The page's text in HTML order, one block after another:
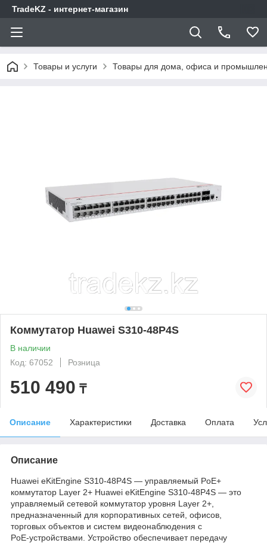
TradeKZ - интернет-магазин
Товары и услуги Товары для дома, офиса и
Коммутатор Huawei S310-48P4S
В наличии
Код: 67052
Розница
510 490 ₸
Описание Характеристики Доставка Оплата
Описание
Huawei eKitEngine S310‑48P4S — управляемый PoE+
коммутатор Layer 2+ Huawei eKitEngine S310‑48P4S — это
управляемый сетевой коммутатор уровня Layer 2+,
предназначенный для корпоративных сетей, офисов,
торговых объектов и систем видеонаблюдения с
PoE‑устройствами. Устройство обеспечивает передачу